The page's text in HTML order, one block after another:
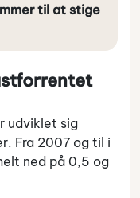
til at stige
udviklet sig
Fra 2007 og til i
ned på 0,5 og